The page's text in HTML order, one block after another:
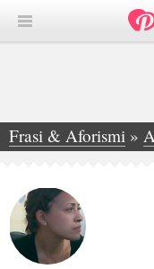
Frasi & Aforismi »
»Elisa Cassinelli